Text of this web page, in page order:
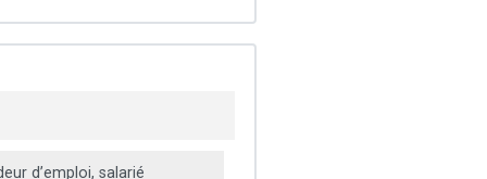
d’emploi, salarié